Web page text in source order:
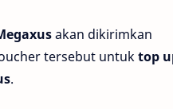
akan dikirimkan
tersebut untuktop
.